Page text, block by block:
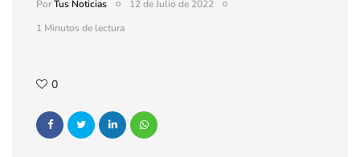
PorTus Noticias
12 de Julio de 2022
1 Minutos de lectura
0